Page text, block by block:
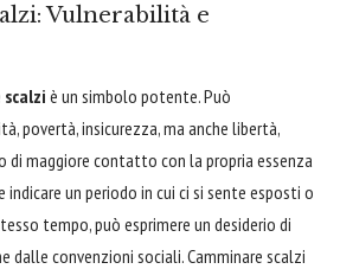
Vulnerabilità e
è un simbolo potente. Può
povertà, insicurezza, ma anche libertà,
di maggiore contatto con la propria essenza
un periodo in cui ci si sente esposti o
tempo, può esprimere un desiderio di
dalle convenzioni sociali. Camminare scalzi